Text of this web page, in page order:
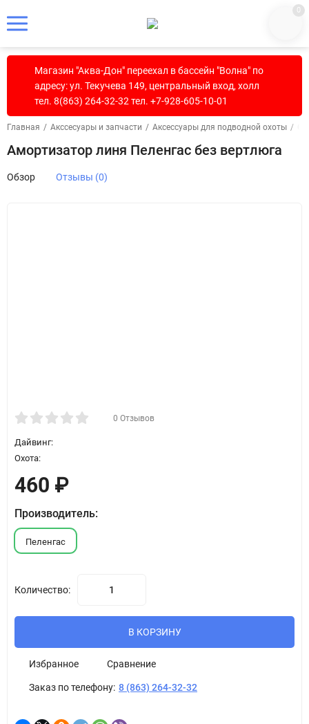
0
Магазин "Аква-Дон" переехал в бассейн "Волна" по
адресу: ул. Текучева 149, центральный вход, холл
тел. 8(863) 264-32-32 тел. +7-928-605-10-01
Главная / Акссесуары и запчасти / Аксессуары для подводной охоты /
Амортизатор линя Пеленгас без вертлюга
Обзор Отзывы (0)
0 Отзывов
Дайвинг:
Охота:
460 ₽
Производитель:
Пеленгас
Количество:
В КОРЗИНУ
Избранное Сравнение
Заказ по телефону: 8 (863) 264-32-32